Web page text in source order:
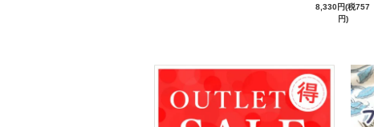
8,330円(税757
円)